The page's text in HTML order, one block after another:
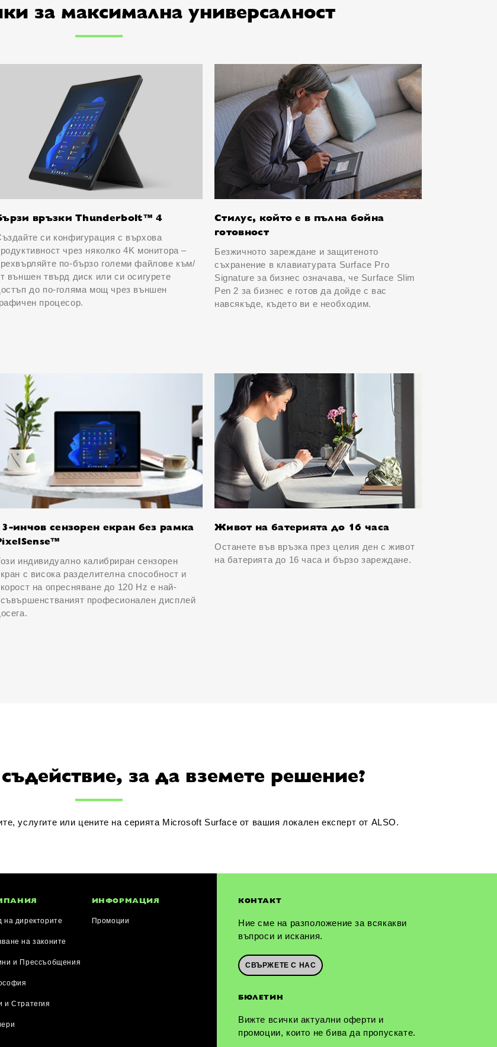
за максимална универсалност
връзки Thunderbolt™ 4
си конфигурация с върхова
чрез няколко 4K монитора –
по-бързо големи файлове към/
външен твърд диск или си осигурете
до по-голяма мощ чрез външен
процесор.
Стилус, който е в пълна бойна
готовност
Безжичното зареждане и защитеното
съхранение в клавиатурата Surface Pro
Signature за бизнес означава, че Surface Slim
Pen 2 за бизнес е готов да дойде с вас
навсякъде, където ви е необходим.
инчов сензорен екран без рамка
индивидуално калибриран сензорен
с висока разделителна способност и
на опресняване до 120 Hz е най-
професионален дисплей
Живот на батерията до 16 часа
Останете във връзка през целия ден с живот
на батерията до 16 часа и бързо зареждане.
за да вземете решение?
услугите или цените на серията Microsoft Surface от вашия локален експерт от ALSO.
КОНТАКТ
Ние сме на разположение за всякакви
въпроси и искания.
СВЪРЖЕТЕ С НАС
БЮЛЕТИН
Вижте всички актуални оферти и
промоции, които не бива да пропускате.
на директорите
на законите
и Прессъобщения
и Стратегия
ИНФОРМАЦИЯ
Промоции